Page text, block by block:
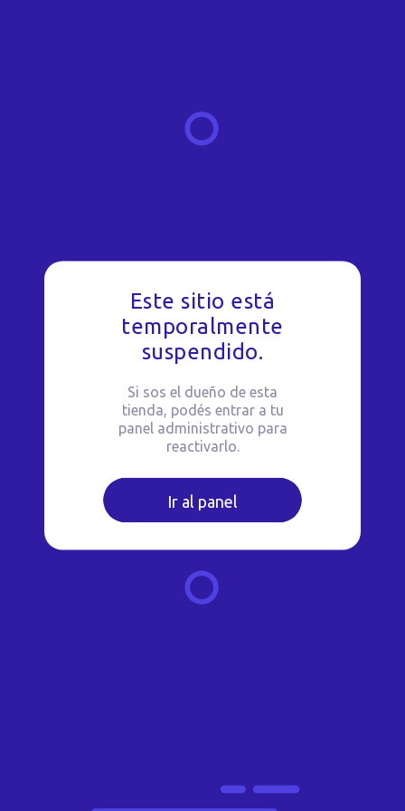
Este sitio está
temporalmente
suspendido.
Si sos el dueño de esta
tienda, podés entrar a tu
panel administrativo para
reactivarlo.
Ir al panel